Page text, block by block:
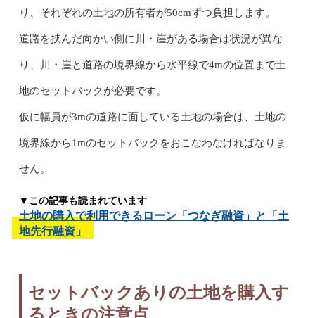
り、それぞれの土地の所有者が50cmずつ負担します。
道路を挟んだ向かい側に川・崖がある場合は状況が異な
り、川・崖と道路の境界線から水平線で4mの位置まで土
地のセットバックが必要です。
仮に幅員が3mの道路に面している土地の場合は、土地の
境界線から1mのセットバックをおこなわなければなりま
せん。
▼この記事も読まれています
土地の購入で利用できるローン「つなぎ融資」と「土
地先行融資」
セットバックありの土地を購入す
るときの注意点